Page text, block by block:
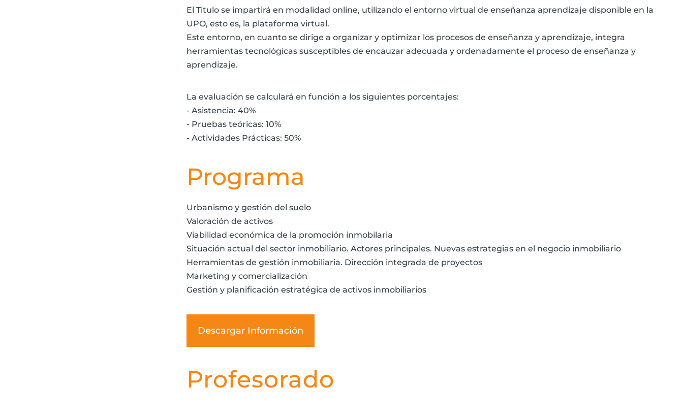
El Titulo se impartirá en modalidad online, utilizando el entorno virtual de enseñanza aprendizaje disponible en la
UPO, esto es, la plataforma virtual.
Este entorno, en cuanto se dirige a organizar y optimizar los procesos de enseñanza y aprendizaje, integra
herramientas tecnológicas susceptibles de encauzar adecuada y ordenadamente el proceso de enseñanza y
aprendizaje.
La evaluación se calculará en función a los siguientes porcentajes:
- Asistencia: 40%
- Pruebas teóricas: 10%
- Actividades Prácticas: 50%
Programa
Urbanismo y gestión del suelo
Valoración de activos
Viabilidad económica de la promoción inmobilaria
Situación actual del sector inmobiliario. Actores principales. Nuevas estrategias en el negocio inmobiliario
Herramientas de gestión inmobiliaria. Dirección integrada de proyectos
Marketing y comercialización
Gestión y planificación estratégica de activos inmobiliarios
Descargar Información
Profesorado